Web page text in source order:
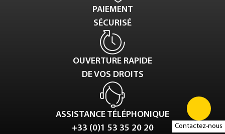
Contactez-nous
PAIEMENT
SÉCURISÉ
OUVERTURE RAPIDE
DE VOS DROITS
ASSISTANCE TÉLÉPHONIQUE
+33 (0)1 53 35 20 20